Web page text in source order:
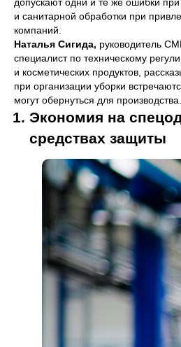
и санитарной обработки при
компаний.
Наталья Сигида, руководитель
специалист по техническому
и косметических продуктов,
при организации уборки
могут обернуться для производства.
Экономия на
средствах защиты